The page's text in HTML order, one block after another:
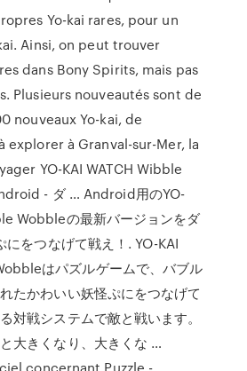
Yo-kai rares, pour un
Ainsi, on peut trouver
dans Bony Spirits, mais pas
Plusieurs nouveautés sont de
nouveaux Yo-kai, de
explorer à Granval-sur-Mer, la
YO-KAI WATCH Wibble
- ダ … Android用のYO-
Wobbleの最新バージョンをダ
にをつなげて戦え！. YO-KAI
はパズルゲームで、バブル
たかわいい妖怪ぷにをつなげて
対戦システムで敵と戦います。
大きくなり、大きくな …
concernant Puzzle -